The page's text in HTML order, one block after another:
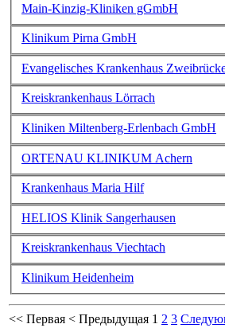
Main-Kinzig-Kliniken gGmbH
Klinikum Pirna GmbH
Evangelisches Krankenhaus
Kreiskrankenhaus Lörrach
Kliniken Miltenberg-Erlenbach GmbH
ORTENAU KLINIKUM Achern
Krankenhaus Maria Hilf
HELIOS Klinik Sangerhausen
Kreiskrankenhaus Viechtach
Klinikum Heidenheim
<< Первая < Предыдущая 1 2 3